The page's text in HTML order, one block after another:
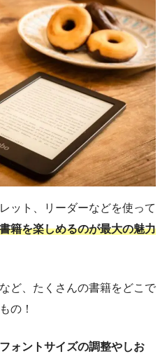
ット、リーダーなどを使って
籍を楽しめるのが最大の魅力
ど、たくさんの書籍をどこで
の！
ォントサイズの調整やしお